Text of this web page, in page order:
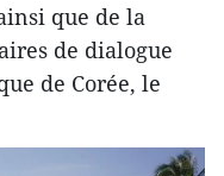
que de la
de dialogue
de Corée, le